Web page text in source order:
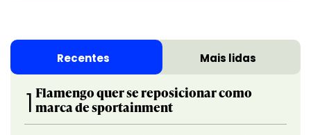
Recentes Mais lidas
1 Flamengo quer se reposicionar como
marca de sportainment